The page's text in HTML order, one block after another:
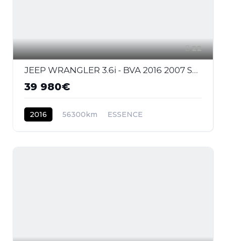
22
JEEP WRANGLER 3.6i - BVA 2016 2007 Sahara PHASE 2
39 980€
2016 56300km ESSENCE